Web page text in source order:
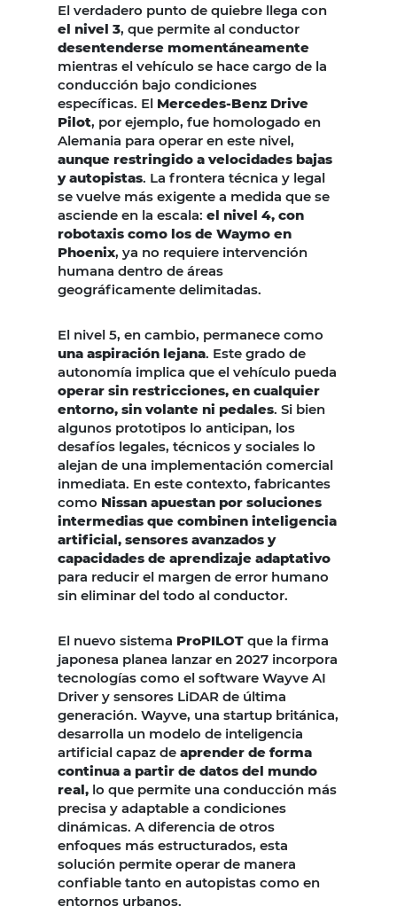
El verdadero punto de quiebre llega con
el nivel 3, que permite al conductor
desentenderse momentáneamente
mientras el vehículo se hace cargo de la
conducción bajo condiciones
específicas. El Mercedes-Benz Drive
Pilot, por ejemplo, fue homologado en
Alemania para operar en este nivel,
aunque restringido a velocidades bajas
y autopistas. La frontera técnica y legal
se vuelve más exigente a medida que se
asciende en la escala: el nivel 4, con
robotaxis como los de Waymo en
Phoenix, ya no requiere intervención
humana dentro de áreas
geográficamente delimitadas.
El nivel 5, en cambio, permanece como
una aspiración lejana. Este grado de
autonomía implica que el vehículo pueda
operar sin restricciones, en cualquier
entorno, sin volante ni pedales. Si bien
algunos prototipos lo anticipan, los
desafíos legales, técnicos y sociales lo
alejan de una implementación comercial
inmediata. En este contexto, fabricantes
como Nissan apuestan por soluciones
intermedias que combinen inteligencia
artificial, sensores avanzados y
capacidades de aprendizaje adaptativo
para reducir el margen de error humano
sin eliminar del todo al conductor.
El nuevo sistema ProPILOT que la firma
japonesa planea lanzar en 2027 incorpora
tecnologías como el software Wayve AI
Driver y sensores LiDAR de última
generación. Wayve, una startup británica,
desarrolla un modelo de inteligencia
artificial capaz de aprender de forma
continua a partir de datos del mundo
real, lo que permite una conducción más
precisa y adaptable a condiciones
dinámicas. A diferencia de otros
enfoques más estructurados, esta
solución permite operar de manera
confiable tanto en autopistas como en
entornos urbanos.